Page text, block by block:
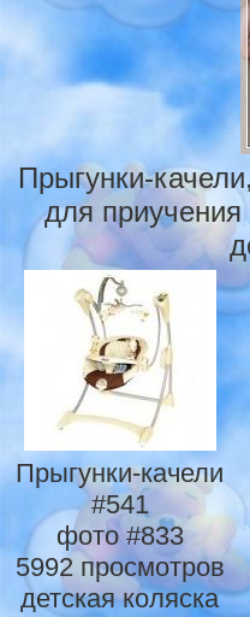
Прыгунки-
для приучения
Прыгунки-качели
#541
фото #833
5992 просмотров
детская коляска